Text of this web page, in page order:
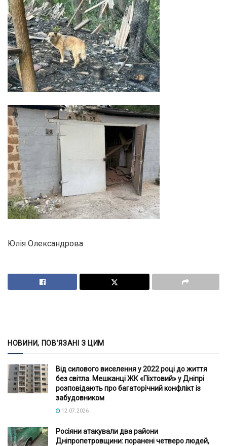
Юлія Олександрова
НОВИНИ, ПОВ'ЯЗАНІ З ЦИМ
Від силового виселення у 2022 році до життя
без світла. Мешканці ЖК «Піхтовий» у Дніпрі
розповідають про багаторічний конфлікт із
забудовником
12.07.2026
Росіяни атакували два райони
Дніпропетровщини: поранені четверо людей,